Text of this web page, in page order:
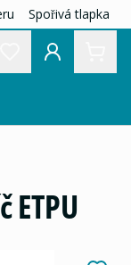
Spořivá tlapka